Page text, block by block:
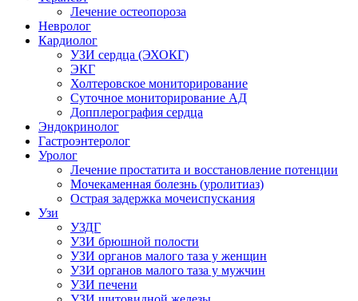
Лечение остеопороза
Невролог
Кардиолог
УЗИ сердца (ЭХОКГ)
ЭКГ
Холтеровское мониторирование
Суточное мониторирование АД
Допплерография сердца
Эндокринолог
Гастроэнтеролог
Уролог
Лечение простатита и восстановление потенции
Мочекаменная болезнь (уролитиаз)
Острая задержка мочеиспускания
Узи
УЗДГ
УЗИ брюшной полости
УЗИ органов малого таза у женщин
УЗИ органов малого таза у мужчин
УЗИ печени